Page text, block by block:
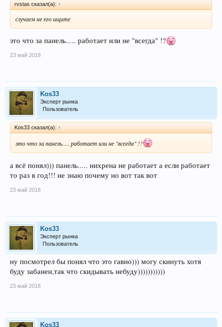
rvstas сказал(а): ↑
случаем не его ищите
это что за панель..... работает или не "всегда" !?
23 май 2018
Kos33
Эксперт рынка
Пользователь
Kos33 сказал(а): ↑
это что за панель..... работает или не "всегда" !?
а всё понял))) панель..... нихрена не работает а если работает
то раз в год!!! не знаю почему но вот так вот
23 май 2018
Kos33
Эксперт рынка
Пользователь
ну посмотрел бы понял что это гавно))) могу скинуть хотя
буду забанен,так что скидывать небуду)))))))))))
23 май 2018
Kos33